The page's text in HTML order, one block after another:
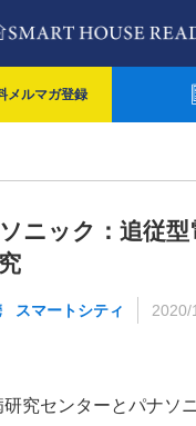
メルマガ登録
ニック：追従
スマートシティ 2020/
究センターとパナソ